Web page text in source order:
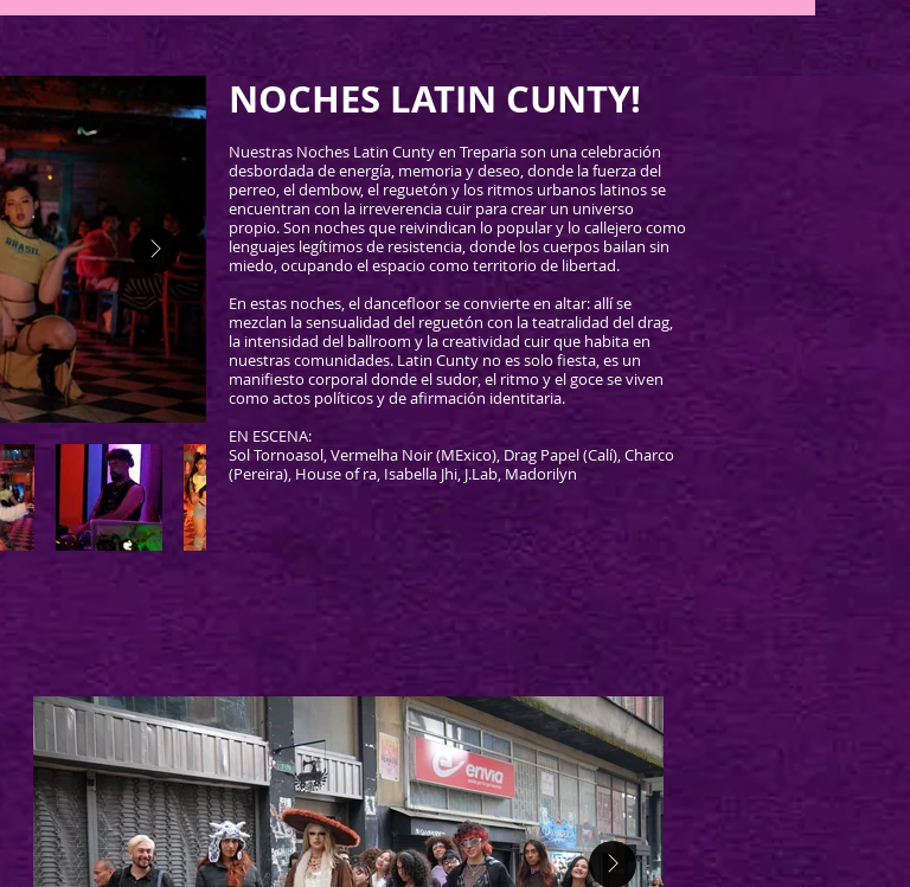
NOCHES LATIN CUNTY!
Nuestras Noches Latin Cunty en Treparia son una celebración
desbordada de energía, memoria y deseo, donde la fuerza del
perreo, el dembow, el reguetón y los ritmos urbanos latinos se
encuentran con la irreverencia cuir para crear un universo
propio. Son noches que reivindican lo popular y lo callejero como
lenguajes legítimos de resistencia, donde los cuerpos bailan sin
miedo, ocupando el espacio como territorio de libertad.
En estas noches, el dancefloor se convierte en altar: allí se
mezclan la sensualidad del reguetón con la teatralidad del drag,
la intensidad del ballroom y la creatividad cuir que habita en
nuestras comunidades. Latin Cunty no es solo fiesta, es un
manifiesto corporal donde el sudor, el ritmo y el goce se viven
como actos políticos y de afirmación identitaria.
EN ESCENA:
Sol Tornoasol, Vermelha Noir (MExico), Drag Papel (Calí), Charco
(Pereira), House of ra, Isabella Jhi, J.Lab, Madorilyn